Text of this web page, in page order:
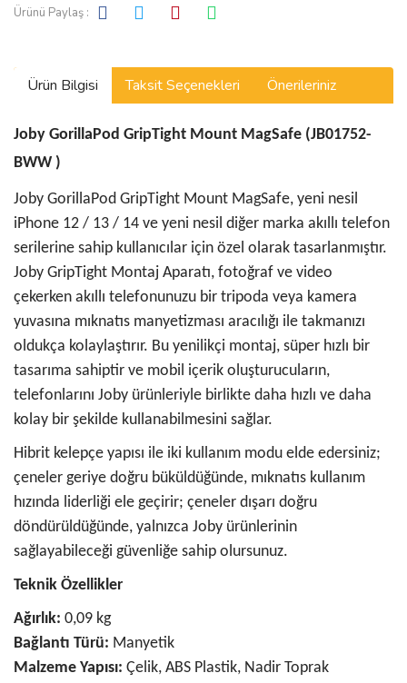
Ürünü Paylaş :
Ürün Bilgisi Taksit Seçenekleri Önerileriniz
Joby GorillaPod GripTight Mount MagSafe (JB01752-
BWW )
Joby GorillaPod GripTight Mount MagSafe, yeni nesil
iPhone 12 / 13 / 14 ve yeni nesil diğer marka akıllı telefon
serilerine sahip kullanıcılar için özel olarak tasarlanmıştır.
Joby GripTight Montaj Aparatı, fotoğraf ve video
çekerken akıllı telefonunuzu bir tripoda veya kamera
yuvasına mıknatıs manyetizması aracılığı ile takmanızı
oldukça kolaylaştırır. Bu yenilikçi montaj, süper hızlı bir
tasarıma sahiptir ve mobil içerik oluşturucuların,
telefonlarını Joby ürünleriyle birlikte daha hızlı ve daha
kolay bir şekilde kullanabilmesini sağlar.
Hibrit kelepçe yapısı ile iki kullanım modu elde edersiniz;
çeneler geriye doğru büküldüğünde, mıknatıs kullanım
hızında liderliği ele geçirir; çeneler dışarı doğru
döndürüldüğünde, yalnızca Joby ürünlerinin
sağlayabileceği güvenliğe sahip olursunuz.
Teknik Özellikler
Ağırlık: 0,09 kg
Bağlantı Türü: Manyetik
Malzeme Yapısı: Çelik, ABS Plastik, Nadir Toprak